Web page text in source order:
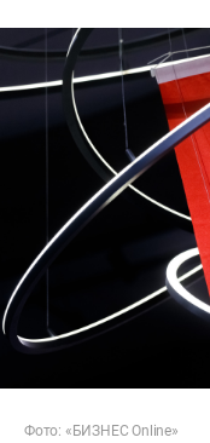
Фото: «БИЗНЕС Online»